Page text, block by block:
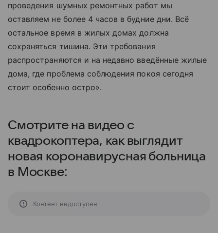
проведения шумных ремонтных работ мы
оставляем не более 4 часов в будние дни. Всё
остальное время в жилых домах должна
сохраняться тишина. Эти требования
распространяются и на недавно введённые жилые
дома, где проблема соблюдения покоя сегодня
стоит особенно остро».
Смотрите на видео с
квадрокоптера, как выглядит
новая коронавирусная больница
в Москве:
Контент недоступен